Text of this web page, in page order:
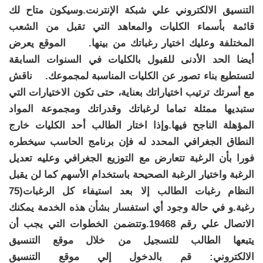
التنسيق الالكتروني علي شبكة الإنترنت.وسيكون متاح لك
قائمة بأسماء الكليات والمعاهد التي تقبل من الشعب
المختلفة وعليك اختيار رغباتك من بينها.
الموقع يعرض
أيضا الحد الأدنى للقبول بالكليات في السنوات السابقة
لتستطيع بناء تصور عن الكليات المناسبة لمجموعك.
ناقش
مع أسرتك ترتيب اختياراتك بعناية، حتى تكون الاختيارات التي
ستبديها ممثلة تماما لرغباتك وقدراتك ومجموعة المواد
المؤهلة الناجح فيها.وإذا اختار الطالب أحد الكليات خارج
النطاق الجغرافي المحدد له فإن برنامج الحاسب سيخطره
فورا بأن الرغبة تتعارض مع التوزيع الجغرافي وعليه تعديل
الرغبة واختيار الرغبة الصحيحة باستخدام الأسهم كما لن يقبل
النظام رغبات الطالب إلا بعد استيفاء كل الرغبات(75
رغبة.و في حالة وجود أي استفسار بشأن هذه الخدمة يمكنك
الاتصال علي رقم 19468.وتتضمن
الخطوات التي يجب أن
يتبعها الطالب للتسجيل من خلال موقع التنسيق
الالكتروني:
قم بالدخول إلي موقع التنسيق